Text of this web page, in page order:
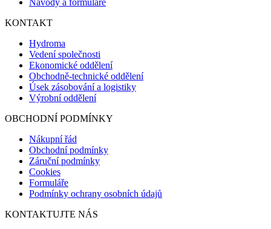
Návody a formuláře
KONTAKT
Hydroma
Vedení společnosti
Ekonomické oddělení
Obchodně-technické oddělení
Úsek zásobování a logistiky
Výrobní oddělení
OBCHODNÍ PODMÍNKY
Nákupní řád
Obchodní podmínky
Záruční podmínky
Cookies
Formuláře
Podmínky ochrany osobních údajů
KONTAKTUJTE NÁS